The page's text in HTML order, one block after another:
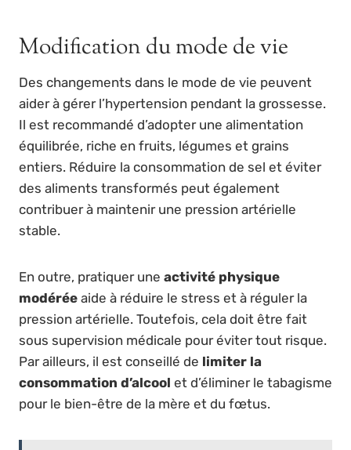
Modification du mode de vie
Des changements dans le mode de vie peuvent
aider à gérer l’hypertension pendant la grossesse.
Il est recommandé d’adopter une alimentation
équilibrée, riche en fruits, légumes et grains
entiers. Réduire la consommation de sel et éviter
des aliments transformés peut également
contribuer à maintenir une pression artérielle
stable.
En outre, pratiquer une activité physique
modérée aide à réduire le stress et à réguler la
pression artérielle. Toutefois, cela doit être fait
sous supervision médicale pour éviter tout risque.
Par ailleurs, il est conseillé de limiter la
consommation d’alcool et d’éliminer le tabagisme
pour le bien-être de la mère et du fœtus.